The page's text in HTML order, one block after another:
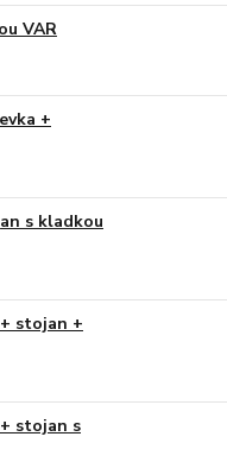
VAR
+
s kladkou
stojan +
stojan s